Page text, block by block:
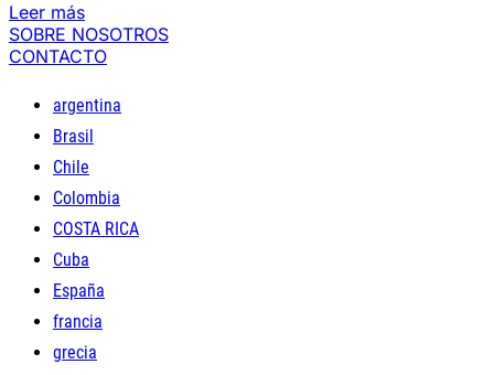
Leer más
SOBRE NOSOTROS
CONTACTO
argentina
Brasil
Chile
Colombia
COSTA RICA
Cuba
España
francia
grecia